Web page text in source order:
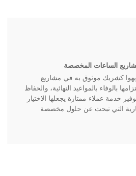
الساعات المخصصة
كشريك موثوق به في مشاريع
بالوفاء بالمواعيد النهائية، والحفاظ
خدمة عملاء ممتازة يجعلها الاختيار
التي تبحث عن حلول مخصصة